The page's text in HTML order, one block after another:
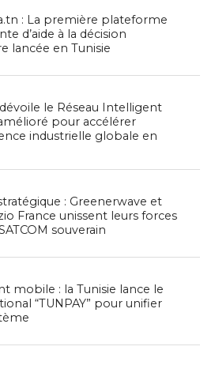
: La première plateforme
d’aide à la décision
lancée en Tunisie
le Réseau Intelligent
pour accélérer
industrielle globale en
: Greenerwave et
France unissent leurs forces
souverain
mobile : la Tunisie lance le
“TUNPAY” pour unifier